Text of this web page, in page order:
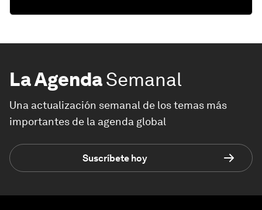
La AgendaSemanal
Una actualización semanal de los temas más
importantes de la agenda global
Suscríbete hoy